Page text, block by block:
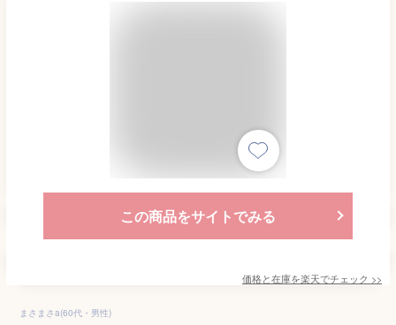
この商品をサイトでみる
価格と在庫を楽天でチェック >>
まさまさa(60代・男性)